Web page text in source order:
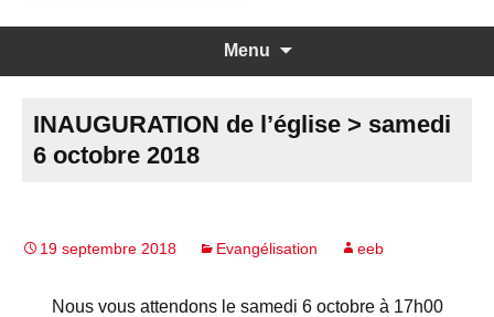
Menu
principal
INAUGURATION de l’église > samedi
6 octobre 2018
19 septembre 2018 Evangélisation eeb
Nous vous attendons le samedi 6 octobre à 17h00